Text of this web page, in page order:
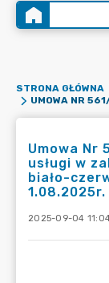
STRONA GŁÓWNA
Umowa Nr
usługi w
biało-
2025-09-04 11:04